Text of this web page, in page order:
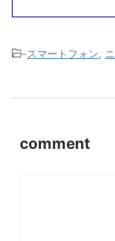
-スマートフォン
comment